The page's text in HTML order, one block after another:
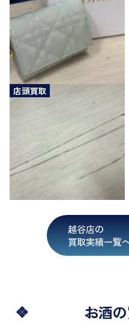
店頭買取
越谷店の
買取実績一覧
お酒